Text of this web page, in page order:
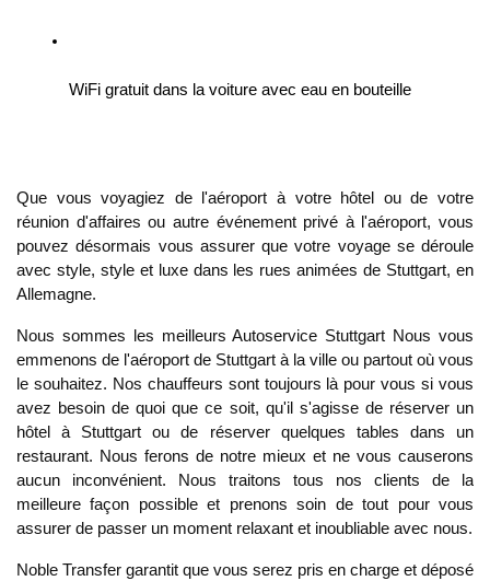
WiFi gratuit dans la voiture avec eau en bouteille
Que vous voyagiez de l'aéroport à votre hôtel ou de votre
réunion d'affaires ou autre événement privé à l'aéroport, vous
pouvez désormais vous assurer que votre voyage se déroule
avec style, style et luxe dans les rues animées de Stuttgart, en
Allemagne.
Nous sommes les meilleursAutoservice Stuttgart Nous vous
emmenons de l'aéroport de Stuttgart à la ville ou partout où vous
le souhaitez. Nos chauffeurs sont toujours là pour vous si vous
avez besoin de quoi que ce soit, qu'il s'agisse de réserver un
hôtel à Stuttgart ou de réserver quelques tables dans un
restaurant. Nous ferons de notre mieux et ne vous causerons
aucun inconvénient. Nous traitons tous nos clients de la
meilleure façon possible et prenons soin de tout pour vous
assurer de passer un moment relaxant et inoubliable avec nous.
Noble Transfer garantit que vous serez pris en charge et déposé